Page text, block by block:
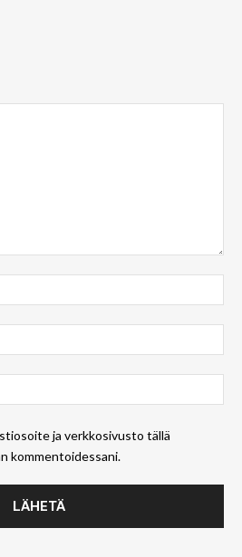
ja verkkosivusto tällä
kommentoidessani.